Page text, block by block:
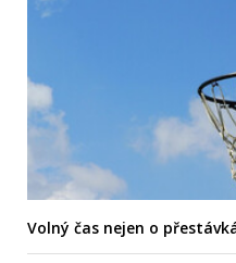
Volný čas nejen o